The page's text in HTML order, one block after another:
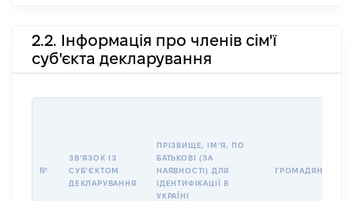
2.2. Інформація про членів сім'ї
суб'єкта декларування
№
ЗВʼЯЗОК ІЗ
СУБʼЄКТОМ
ДЕКЛАРУВАННЯ
ПРІЗВИЩЕ, ІМʼЯ, ПО
БАТЬКОВІ (ЗА
НАЯВНОСТІ) ДЛЯ
ІДЕНТИФІКАЦІЇ В
УКРАЇНІ
ГРОМАДЯНСТВО